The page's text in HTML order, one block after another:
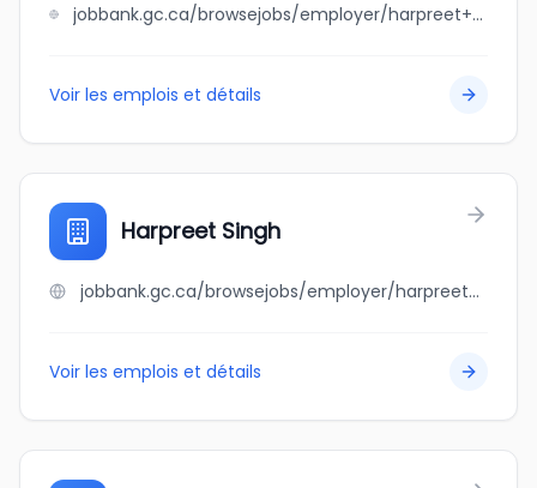
jobbank.gc.ca/browsejobs/employer/harpreet+kaur+bhangu%2C+kanwaldeep+singh+bhangu/ca
Voir les emplois et détails
Harpreet Singh
jobbank.gc.ca/browsejobs/employer/harpreet+singh/ca
Voir les emplois et détails